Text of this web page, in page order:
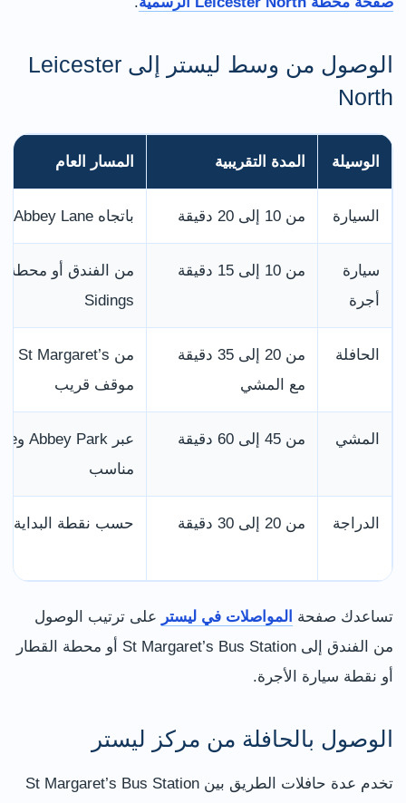
الوصول من وسط ليستر إلى Leicester
North
الوسيلة المدة التقريبية المسار العام
السيارة من 10 إلى 20 دقيقة باتجاه Abbey Lane وRed Hill Way
سيارة
أجرة
من 10 إلى 15 دقيقة
Sidings
الحافلة
من 20 إلى 35 دقيقة
مع المشي
موقف قريب
المشي
من 45 إلى 60 دقيقة
مناسب
الدراجة من 20 إلى 30 دقيقة حسب نقطة البداية
تساعدك صفحة المواصلات في ليستر على ترتيب الوصول
من الفندق إلى St Margaret’s Bus Station أو محطة القطار
أو نقطة سيارة الأجرة.
الوصول بالحافلة من مركز ليستر
تخدم عدة حافلات الطريق بين St Margaret’s Bus Station